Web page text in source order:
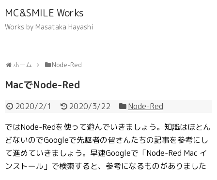
MC&SMILE Works
Works by Masataka Hayashi
ホーム Node-Red
MacでNode-Red
2020/2/1 2020/3/22
Node-Red
ではNode-Redを使って遊んでいきましょう。知識はほとん
どないのでGoogleで先駆者の皆さんたちの記事を参考にし
て進めていきましょう。早速Googleで「Node-Red Mac イ
ンストール」で検索すると、参考になるものがありました